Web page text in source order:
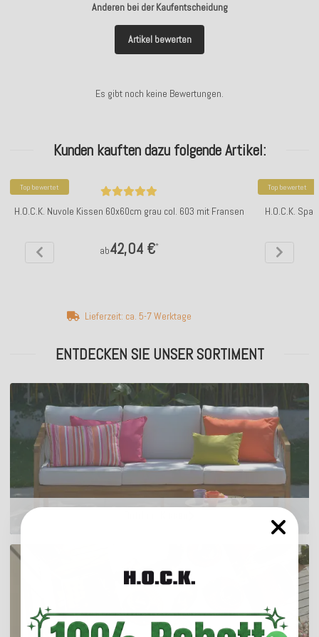
Anderen bei der Kaufentscheidung
Artikel bewerten
Es gibt noch keine Bewertungen.
Kunden kauften dazu folgende Artikel:
Top bewertet
H.O.C.K. Nuvole Kissen 60x60cm grau col. 603 mit Fransen
ab42,04 €*
Lieferzeit: ca. 5-7 Werktage
Top bewertet
H.O.C.K.
ENTDECKEN SIE UNSER SORTIMENT